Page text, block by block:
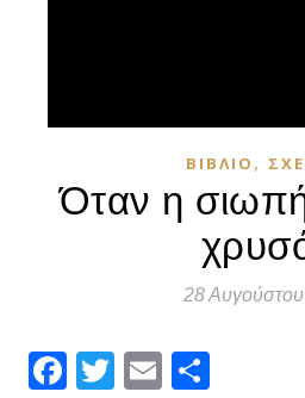
ΒΙΒΛΊΟ ,
Όταν η σιωπή
28
Facebook
Twitter
Email